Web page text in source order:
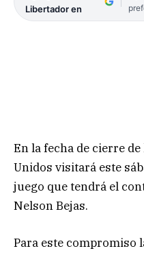
Libertador en
En la fecha de cierre
Unidos visitará este
juego que tendrá el
Nelson Bejas.
Para este compromiso